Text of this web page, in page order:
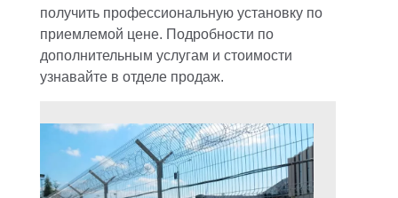
получить профессиональную установку по
приемлемой цене. Подробности по
дополнительным услугам и стоимости
узнавайте в отделе продаж.